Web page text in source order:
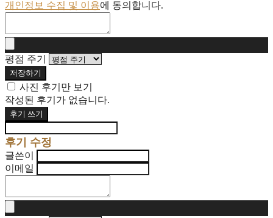
개인정보 수집 및 이용에 동의합니다.
평점 주기
저장하기
사진 후기만 보기
작성된 후기가 없습니다.
후기 쓰기
후기 수정
글쓴이
이메일